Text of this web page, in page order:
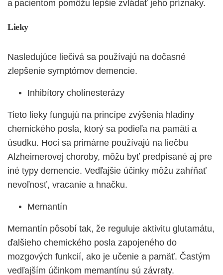
a pacientom pomôžu lepšie zvládať jeho príznaky.
Lieky
Nasledujúce liečivá sa používajú na dočasné
zlepšenie symptómov demencie.
Inhibítory cholínesterázy
Tieto lieky fungujú na princípe zvýšenia hladiny
chemického posla, ktorý sa podieľa na pamäti a
úsudku. Hoci sa primárne používajú na liečbu
Alzheimerovej choroby, môžu byť predpísané aj pre
iné typy demencie. Vedľajšie účinky môžu zahŕňať
nevoľnosť, vracanie a hnačku.
Memantín
Memantín pôsobí tak, že reguluje aktivitu glutamátu,
ďalšieho chemického posla zapojeného do
mozgových funkcií, ako je učenie a pamäť. Častým
vedľajším účinkom memantínu sú závraty.